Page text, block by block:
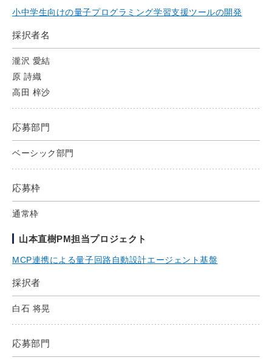
小中学生向けの量子プログラミング学習支援ツールの開発
採択者名
瀧沢 愛結
原 詩織
高田 梓沙
応募部門
ベーシック部門
応募枠
通常枠
山本直樹PM担当プロジェクト
MCP連携による量子回路自動設計エージェント基盤
採択者
白石 将晃
応募部門